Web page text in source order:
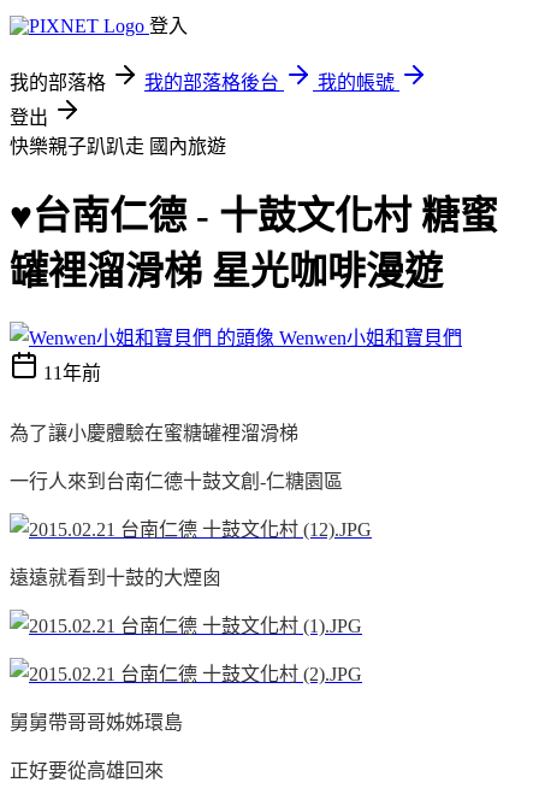
登入
我的部落格 我的部落格後台
我的帳號
登出
快樂親子趴趴走 國內旅遊
♥台南仁德 - 十鼓文化村 糖蜜
罐裡溜滑梯 星光咖啡漫遊
Wenwen小姐和寶貝們
11年前
為了讓小慶體驗在蜜糖罐裡溜滑梯
一行人來到台南仁德十鼓文創-仁糖園區
遠遠就看到十鼓的大煙囪
舅舅帶哥哥姊姊環島
正好要從高雄回來